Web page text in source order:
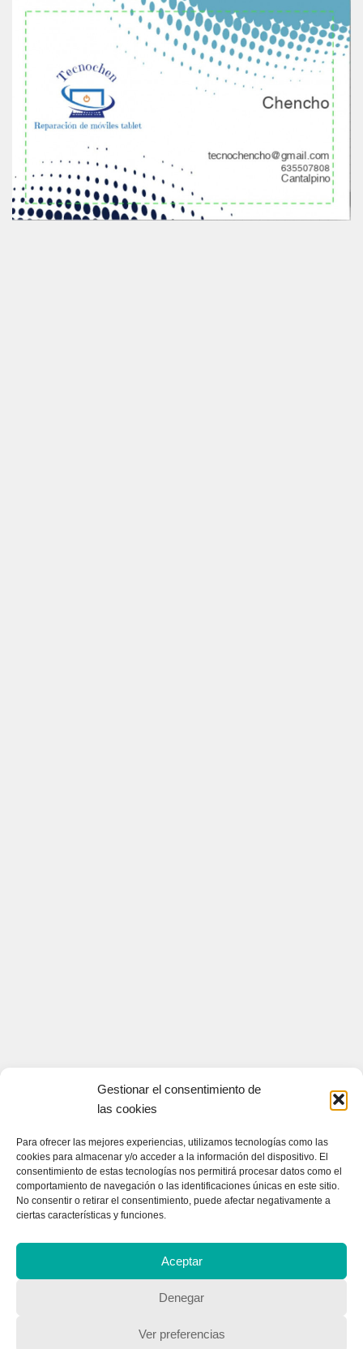
Gestionar el consentimiento de
las cookies
Para ofrecer las mejores experiencias, utilizamos tecnologías como las
cookies para almacenar y/o acceder a la información del dispositivo. El
consentimiento de estas tecnologías nos permitirá procesar datos como el
comportamiento de navegación o las identificaciones únicas en este sitio.
No consentir o retirar el consentimiento, puede afectar negativamente a
ciertas características y funciones.
Aceptar
Denegar
Ver preferencias
CONTACTA CON NOSOTROS
Contacto